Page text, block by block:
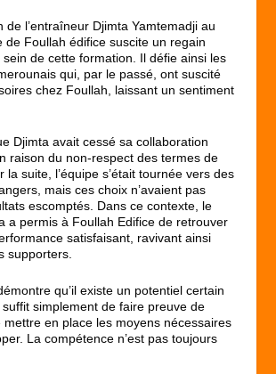
de l’entraîneur Djimta Yamtemadji au
de Foullah édifice suscite un regain
sein de cette formation. Il défie ainsi les
qui, par le passé, ont suscité
chez Foullah, laissant un sentiment
Djimta avait cessé sa collaboration
raison du non-respect des termes de
la suite, l’équipe s’était tournée vers des
mais ces choix n’avaient pas
escomptés. Dans ce contexte, le
a permis à Foullah Edifice de retrouver
satisfaisant, ravivant ainsi
supporters.
qu’il existe un potentiel certain
simplement de faire preuve de
mettre en place les moyens nécessaires
La compétence n’est pas toujours